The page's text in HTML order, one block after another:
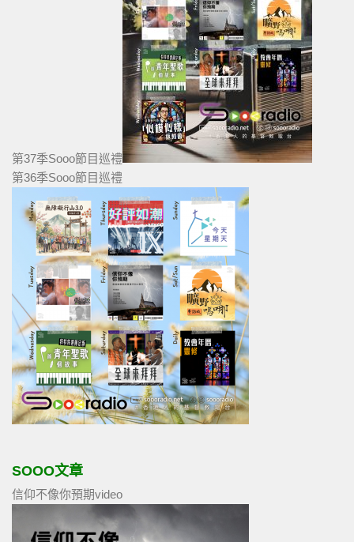
第37季Sooo節目巡禮
第36季Sooo節目巡禮
SOOO文章
信仰不像你預期video